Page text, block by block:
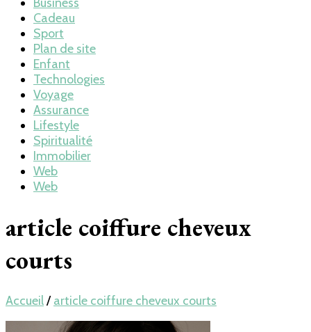
Cadeau
Sport
Plan de site
Enfant
Technologies
Voyage
Assurance
Lifestyle
Spiritualité
Immobilier
Web
Web
article coiffure cheveux
courts
Accueil/ article coiffure cheveux courts